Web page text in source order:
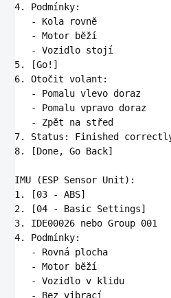
4.
   -
   -
   -
5.
6.
   -
   -
   -
7.
8.
[Done, Go Back]
1.
2.
3.
4.
   -
   -
   -
   -